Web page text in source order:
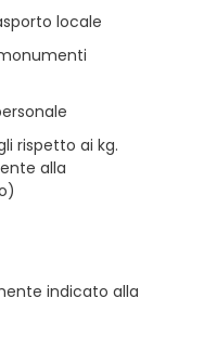
locale
rispetto ai kg.
alla
indicato alla